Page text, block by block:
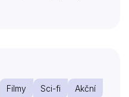
Kongu…
Filmy Sci-fi
Akční